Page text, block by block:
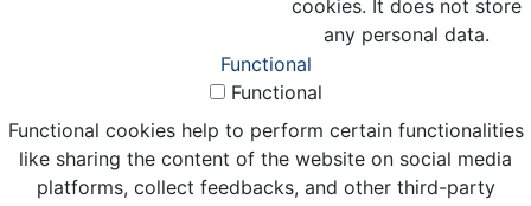
cookies. It does not store
any personal data.
Functional
Functional
Functional cookies help to perform certain functionalities
like sharing the content of the website on social media
platforms, collect feedbacks, and other third-party